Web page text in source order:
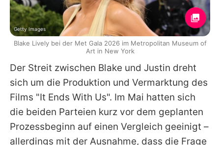
Der Streit zwischen Blake und Justin dreht
sich um die Produktion und Vermarktung des
Films "It Ends With Us". Im Mai hatten sich
die beiden Parteien kurz vor dem geplanten
Prozessbeginn auf einen Vergleich geeinigt –
allerdings mit der Ausnahme, dass die Frage
Getty Images
Blake Lively bei der Met Gala 2026 im Metropolitan Museum of
Art in New York